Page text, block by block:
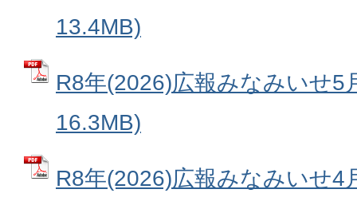
13.4MB)
R8年(2026)広報みなみいせ5
16.3MB)
R8年(2026)広報みなみいせ4